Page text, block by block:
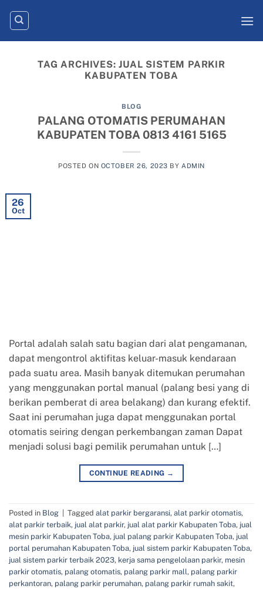
TAG ARCHIVES:JUAL SISTEM PARKIR
KABUPATEN TOBA
BLOG
PALANG OTOMATIS PERUMAHAN
KABUPATEN TOBA 0813 4161 5165
POSTED ON OCTOBER 26, 2023 BY ADMIN
26
Oct
Portal adalah salah satu bagian dari alat pengamanan,
dapat mengontrol aktifitas keluar-masuk kendaraan
pada suatu area. Masih banyak ditemukan perumahan
yang menggunakan portal manual (palang besi yang di
berikan pemberat di area belakang) dan kurang efektif.
Saat ini perumahan juga dapat menggunakan portal
otomatis seiring dengan perkembangan zaman Dapat
menjadi solusi bagi pemilik perumahan untuk […]
CONTINUE READING →
Posted in Blog Tagged alat parkir bergaransi, alat parkir otomatis,
alat parkir terbaik, jual alat parkir, jual alat parkir Kabupaten Toba, jual
mesin parkir Kabupaten Toba, jual palang parkir Kabupaten Toba, jual
portal perumahan Kabupaten Toba, jual sistem parkir Kabupaten Toba,
jual sistem parkir terbaik 2023, kerja sama pengelolaan parkir, mesin
parkir otomatis, palang otomatis, palang parkir mall, palang parkir
perkantoran, palang parkir perumahan, palang parkir rumah sakit,